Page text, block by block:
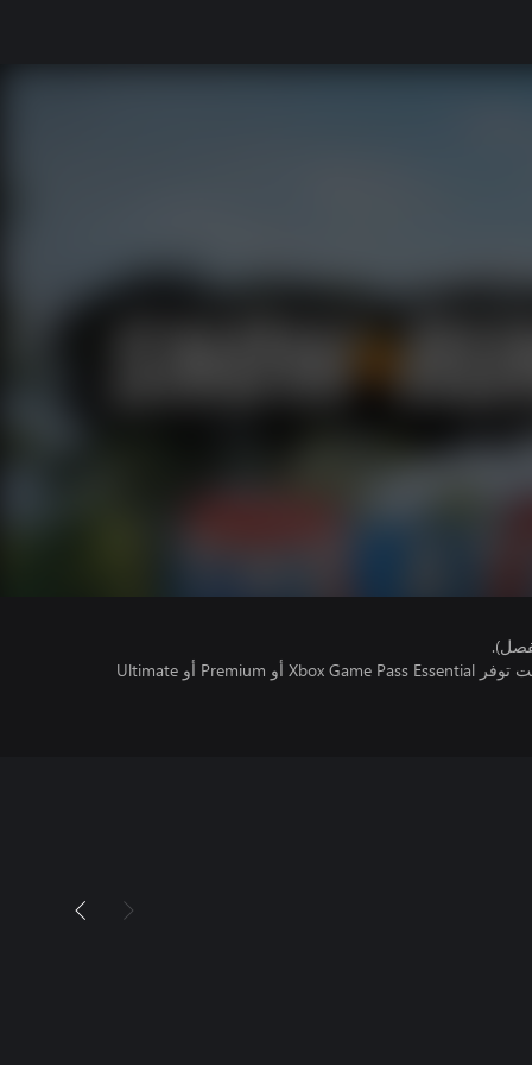
تتطلب اللعبة متعددة اللاعبين عبر الإنترنت توفر Xbox Game Pass Essential أو Premium أو Ultimate